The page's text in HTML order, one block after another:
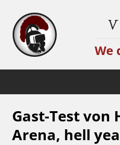
We
Gast-Test von
Arena, hell